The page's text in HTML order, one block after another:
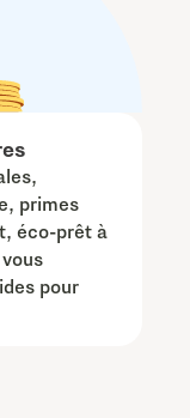
primes
éco-prêt à
pour